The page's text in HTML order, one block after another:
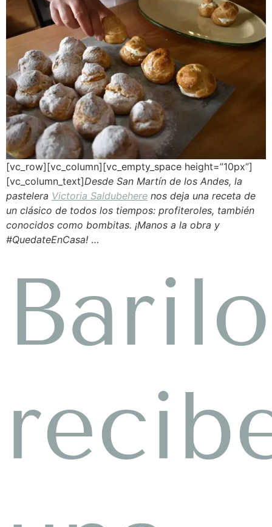
[vc_row][vc_column][vc_empty_space height=”10px”]
[vc_column_text]Desde San Martín de los Andes, la
pastelera Victoria Saldubehere nos deja una receta de
un clásico de todos los tiempos: profiteroles, también
conocidos como bombitas. ¡Manos a la obra y
#QuedateEnCasa! …